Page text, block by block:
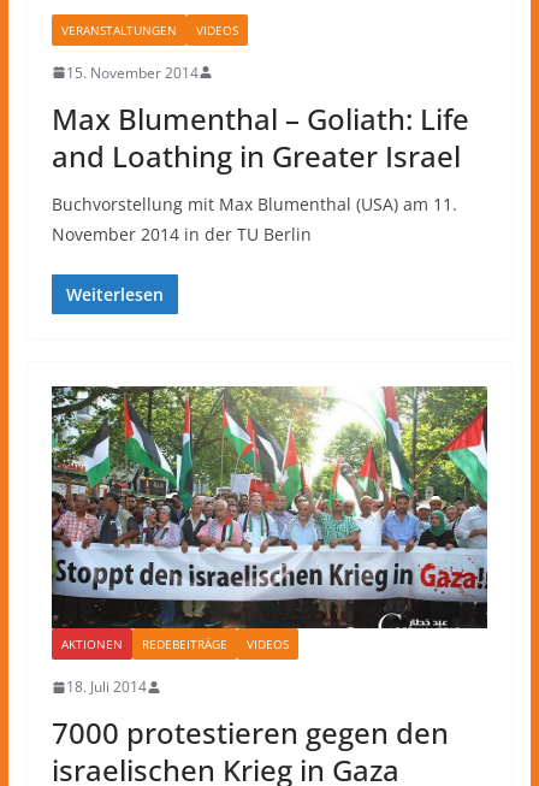
VERANSTALTUNGEN VIDEOS
15. November 2014
Max Blumenthal – Goliath: Life
and Loathing in Greater Israel
Buchvorstellung mit Max Blumenthal (USA) am 11.
November 2014 in der TU Berlin
Weiterlesen
AKTIONEN REDEBEITRÄGE VIDEOS
18. Juli 2014
7000 protestieren gegen den
israelischen Krieg in Gaza